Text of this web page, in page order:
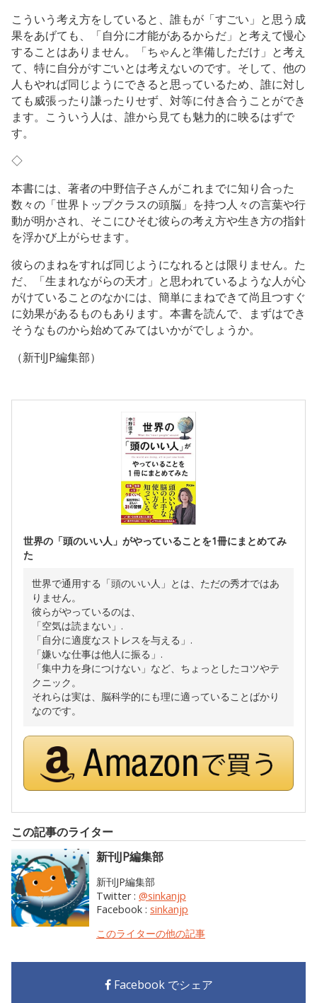
こういう考え方をしていると、誰もが「すごい」と思う成
果をあげても、「自分に才能があるからだ」と考えて慢心
することはありません。「ちゃんと準備しただけ」と考え
て、特に自分がすごいとは考えないのです。そして、他の
人もやれば同じようにできると思っているため、誰に対し
ても威張ったり謙ったりせず、対等に付き合うことができ
ます。こういう人は、誰から見ても魅力的に映るはずで
す。
◇
本書には、著者の中野信子さんがこれまでに知り合った
数々の「世界トップクラスの頭脳」を持つ人々の言葉や行
動が明かされ、そこにひそむ彼らの考え方や生き方の指針
を浮かび上がらせます。
彼らのまねをすれば同じようになれるとは限りません。た
だ、「生まれながらの天才」と思われているような人が心
がけていることのなかには、簡単にまねできて尚且つすぐ
に効果があるものもあります。本書を読んで、まずはでき
そうなものから始めてみてはいかがでしょうか。
（新刊JP編集部）
世界の「頭のいい人」がやっていることを1冊にまとめてみ
た
世界で通用する「頭のいい人」とは、ただの秀才ではあ
りません。
彼らがやっているのは、
「空気は読まない」.
「自分に適度なストレスを与える」.
「嫌いな仕事は他人に振る」.
「集中力を身につけない」など、ちょっとしたコツやテ
クニック。
それらは実は、脳科学的にも理に適っていることばかり
なのです。
この記事のライター
新刊JP編集部
新刊JP編集部
Twitter : @sinkanjp
Facebook : sinkanjp
このライターの他の記事
Facebook でシェア